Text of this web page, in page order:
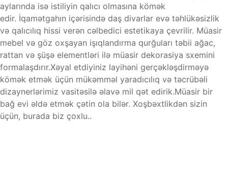
aylarında isə istiliyin qalıcı olmasına kömək
edir. İqamətgahın içərisində daş divarlar evə təhlükəsizlik
və qalıcılıq hissi verən cəlbedici estetikaya çevrilir. Müasir
mebel və göz oxşayan işıqlandırma qurğuları təbii ağac,
rattan və şüşə elementləri ilə müasir dekorasiya sxemini
formalaşdırır.Xəyal etdiyiniz layihəni gerçəkləşdirməyə
kömək etmək üçün mükəmməl yaradıcılıq və təcrübəli
dizaynerlərimiz vasitəsilə əlavə mil qət edirik.Müasir bir
bağ evi əldə etmək çətin ola bilər. Xoşbəxtlikdən sizin
üçün, burada biz çoxlu..